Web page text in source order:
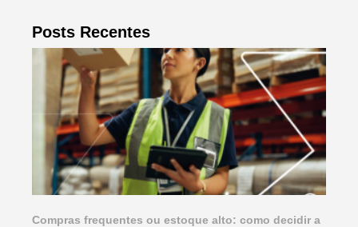
Posts Recentes
Compras frequentes ou estoque alto: como decidir a